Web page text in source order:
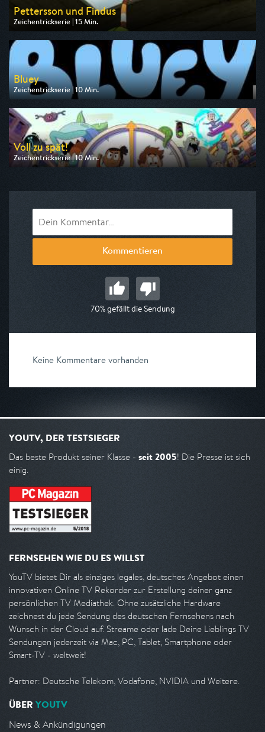
Pettersson und Findus
Zeichentrickserie | 15 Min.
Ausgestrahlt von ZDF
am 09.08.2026, 06:45
Bluey
Zeichentrickserie | 10 Min.
Ausgestrahlt von Disney Channel
am 08.08.2026, 17:15
Voll zu spät!
Zeichentrickserie | 10 Min.
Ausgestrahlt von Super RTL
Kommentieren
70% gefällt die Sendung
Keine Kommentare vorhanden
YOUTV, DER TESTSIEGER
Das beste Produkt seiner Klasse - seit 2005! Die Presse ist sich
einig.
FERNSEHEN WIE DU ES WILLST
YouTV bietet Dir als einziges legales, deutsches Angebot einen
innovativen Online TV Rekorder zur Erstellung deiner ganz
persönlichen TV Mediathek. Ohne zusätzliche Hardware
zeichnest du jede Sendung des deutschen Fernsehens nach
Wunsch in der Cloud auf. Streame oder lade Deine Lieblings TV
Sendungen jederzeit via Mac, PC, Tablet, Smartphone oder
Smart-TV - weltweit!
Partner: Deutsche Telekom, Vodafone, NVIDIA und Weitere.
ÜBER YOUTV
News & Ankündigungen